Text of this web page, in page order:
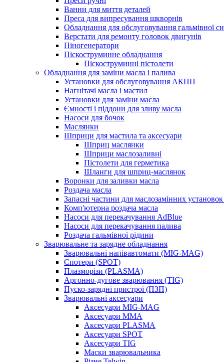
Ванни для миття деталей
Преса для випресування шкворнів
Обладнання для обслуговування гальмівної
Верстати для ремонту головок двигунів
Піногенератори
Піскоструминне обладнання
Піскоструминні пістолети
Обладнання для заміни масла і палива
Установки для обслуговування АКПП
Нагнітачі масла і мастил
Установки для заміни масла
Ємності і піддони для зливу масла
Насоси для бочок
Маслянки
Шприци для мастила та аксесуари
Шприц маслянки
Шприци маслозаливні
Пістолети для герметика
Шланги для шприц-маслянок
Воронки для заливки масла
Роздача масла
Запасні частини для маслозамінних установок
Комп'ютерна роздача масла
Насоси для перекачування AdBlue
Насоси для перекачування палива
Роздача гальмівної рідини
Зварювальне та зарядне обладнання
Зварювальні напівавтомати (MIG-MAG)
Спотери (SPOT)
Плазморізи (PLASMA)
Аргонно-дугове зварювання (TIG)
Пуско-зарядні пристрої (ПЗП)
Зварювальні аксесуари
Аксесуари MIG-MAG
Аксесуари MMA
Аксесуари PLASMA
Аксесуари SPOT
Аксесуари TIG
Маски зварювальника